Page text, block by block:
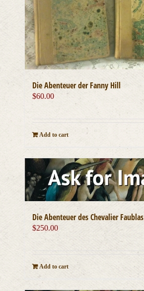
Die Abenteuer der Fanny Hill
$60.00
Add to cart
Die Abenteuer des Chevalier Faublas
$250.00
Add to cart